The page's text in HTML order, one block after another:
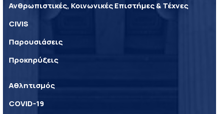
Ανθρωπιστικές, Κοινωνικές Επιστήμες & Τέχνες
CIVIS
Παρουσιάσεις
Προκηρύξεις
Αθλητισμός
COVID-19